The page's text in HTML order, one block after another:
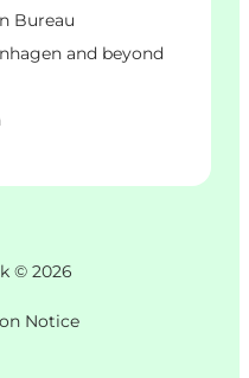
Bureau
and beyond
© 2026
Notice